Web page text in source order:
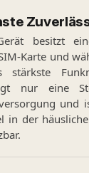
besitzt
Karte und
stärkste
nur eine
und
in der